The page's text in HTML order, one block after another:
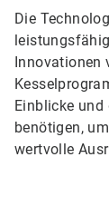
Die
Innovationen
Einblicke und
benötigen,
wertvolle